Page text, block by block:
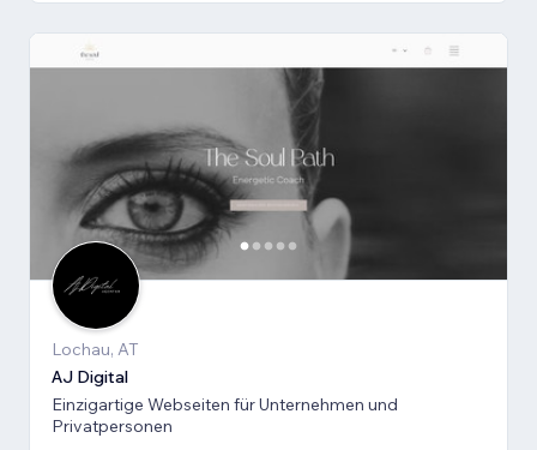
Lochau, AT
AJ Digital
Einzigartige Webseiten für Unternehmen und
Privatpersonen